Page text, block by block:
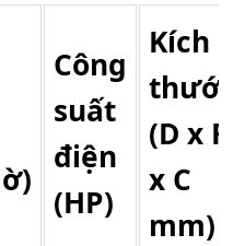
Công
suất
điện
(HP)
Kích
thước
(D x R
x C
mm)